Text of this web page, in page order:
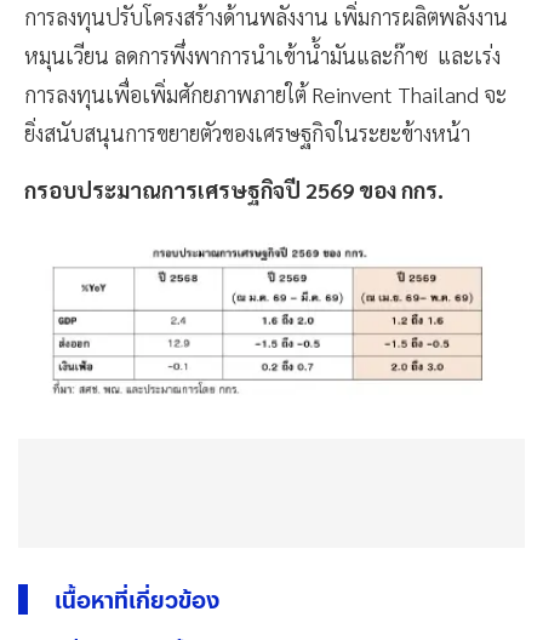
การลงทุนปรับโครงสร้างด้านพลังงาน เพิ่มการผลิตพลังงาน
หมุนเวียน ลดการพึ่งพาการนำเข้าน้ำมันและก๊าซ และเร่ง
การลงทุนเพื่อเพิ่มศักยภาพภายใต้ Reinvent Thailand จะ
ยิ่งสนับสนุนการขยายตัวของเศรษฐกิจในระยะข้างหน้า
กรอบประมาณการเศรษฐกิจปี 2569 ของ กกร.
เนื้อหาที่เกี่ยวข้อง